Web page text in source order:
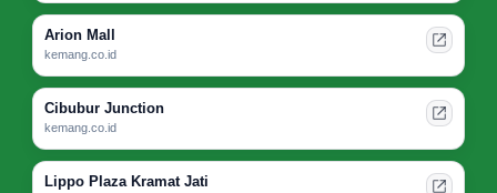
Arion Mall
kemang.co.id
Cibubur Junction
kemang.co.id
Lippo Plaza Kramat Jati